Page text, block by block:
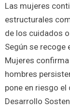
Las mujeres
estructurales
de los cuidados
Según se recoge
Mujeres
hombres
pone en riesgo
Desarrollo